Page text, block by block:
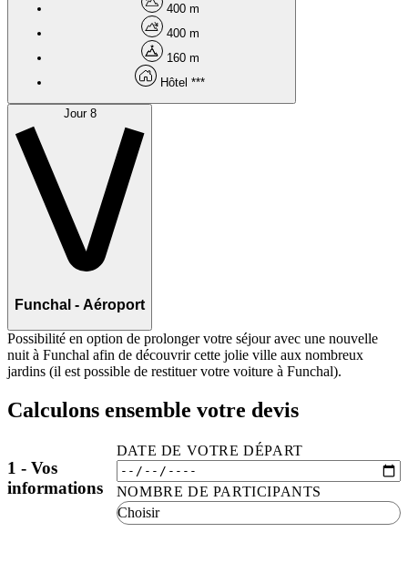
400 m
400 m
160 m
Hôtel ***
Jour 8
Funchal - Aéroport
Possibilité en option de prolonger votre séjour avec une nouvelle
nuit à Funchal afin de découvrir cette jolie ville aux nombreux
jardins (il est possible de restituer votre voiture à Funchal).
Calculons ensemble votre devis
1 - Vos
informations
DATE DE VOTRE DÉPART
NOMBRE DE PARTICIPANTS